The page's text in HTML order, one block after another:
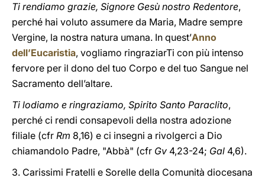
Ti rendiamo grazie, Signore Gesù nostro Redentore,
perché hai voluto assumere da Maria, Madre sempre
Vergine, la nostra natura umana. In quest’Anno
dell’Eucaristia, vogliamo ringraziarTi con più intenso
fervore per il dono del tuo Corpo e del tuo Sangue nel
Sacramento dell’altare.
Ti lodiamo e ringraziamo, Spirito Santo Paraclito,
perché ci rendi consapevoli della nostra adozione
filiale (cfr Rm 8,16) e ci insegni a rivolgerci a Dio
chiamandolo Padre, "Abbà" (cfr Gv 4,23-24; Gal 4,6).
3. Carissimi Fratelli e Sorelle della Comunità diocesana